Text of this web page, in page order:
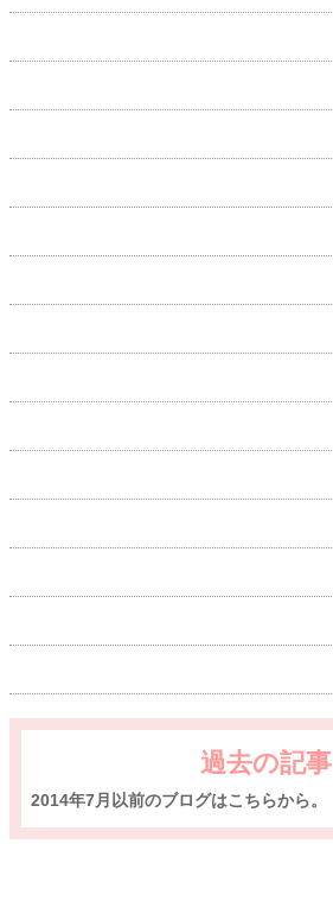
過去の記事
2014年7月以前のブログはこちらから。